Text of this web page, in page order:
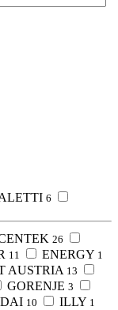
6
26
11 ENERGY 1
AUSTRIA 13
GORENJE 3
10 ILLY 1